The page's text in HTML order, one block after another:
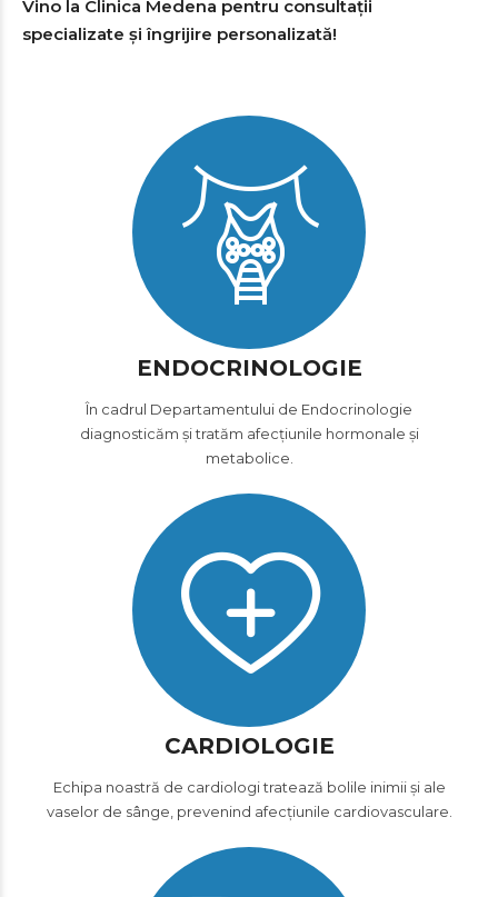
Vino la Clinica Medena pentru consultații
specializate și îngrijire personalizată!
ENDOCRINOLOGIE
În cadrul Departamentului de Endocrinologie
diagnosticăm și tratăm afecțiunile hormonale și
metabolice.
CARDIOLOGIE
Echipa noastră de cardiologi tratează bolile inimii și ale
vaselor de sânge, prevenind afecțiunile cardiovasculare.